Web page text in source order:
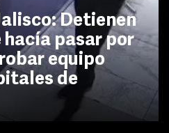
Detienen
hacía pasar por
equipo
de